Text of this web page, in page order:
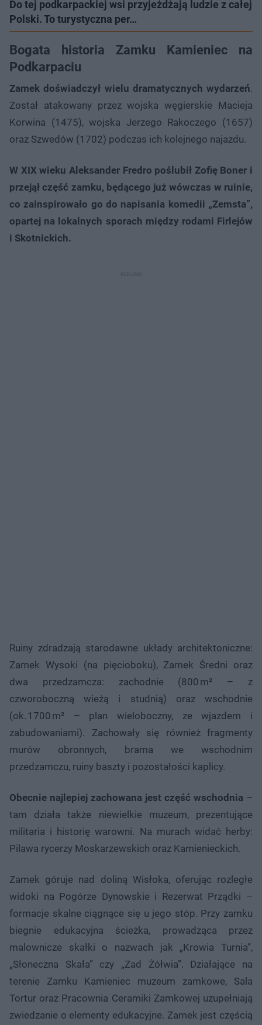
Do tej podkarpackiej wsi przyjeżdżają ludzie z całej
Polski. To turystyczna per…
Bogata historia Zamku Kamieniec na
Podkarpaciu
Zamek doświadczył wielu dramatycznych wydarzeń.
Został atakowany przez wojska węgierskie Macieja
Korwina (1475), wojska Jerzego Rakoczego (1657)
oraz Szwedów (1702) podczas ich kolejnego najazdu.
W XIX wieku Aleksander Fredro poślubił Zofię Boner i
przejął część zamku, będącego już wówczas w ruinie,
co zainspirowało go do napisania komedii „Zemsta”,
opartej na lokalnych sporach między rodami Firlejów
i Skotnickich.
Ruiny zdradzają starodawne układy architektoniczne:
Zamek Wysoki (na pięcioboku), Zamek Średni oraz
dwa przedzamcza: zachodnie (800 m² – z
czworoboczną wieżą i studnią) oraz wschodnie
(ok. 1700 m² – plan wieloboczny, ze wjazdem i
zabudowaniami). Zachowały się również fragmenty
murów obronnych, brama we wschodnim
przedzamczu, ruiny baszty i pozostałości kaplicy.
Obecnie najlepiej zachowana jest część wschodnia –
tam działa także niewielkie muzeum, prezentujące
militaria i historię warowni. Na murach widać herby:
Pilawa rycerzy Moskarzewskich oraz Kamienieckich.
Zamek góruje nad doliną Wisłoka, oferując rozległe
widoki na Pogórze Dynowskie i Rezerwat Prządki –
formacje skalne ciągnące się u jego stóp. Przy zamku
biegnie edukacyjna ścieżka, prowadząca przez
malownicze skałki o nazwach jak „Krowia Turnia”,
„Słoneczna Skała” czy „Zad Żółwia”. Działające na
terenie Zamku Kamieniec muzeum zamkowe, Sala
Tortur oraz Pracownia Ceramiki Zamkowej uzupełniają
zwiedzanie o elementy edukacyjne. Zamek jest częścią